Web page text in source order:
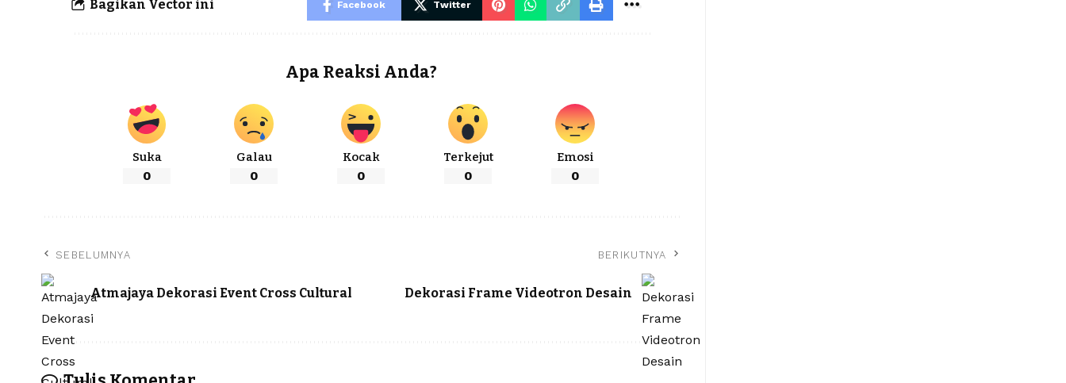
Bagikan Vector ini Facebook Twitter
Apa Reaksi Anda?
Suka
0
Galau
0
Kocak
0
Terkejut
0
Emosi
0
SEBELUMNYA
Atmajaya Dekorasi Event Cross Cultural
BERIKUTNYA
Dekorasi Frame Videotron Desain